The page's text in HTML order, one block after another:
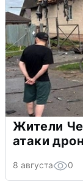
Жители
атаки
8 августа 0